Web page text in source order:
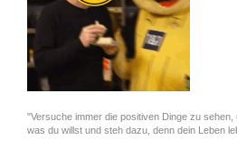
"Versuche immer die positiven Dinge zu
was du willst und steh dazu, denn dein Leben